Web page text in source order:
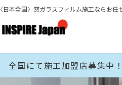
〈日本全国〉窓ガラスフィルム施工ならお任
全国にて施工加盟店募集中！